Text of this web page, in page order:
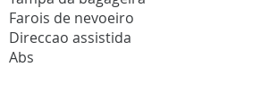
Farois de nevoeiro
Direccao assistida
Abs